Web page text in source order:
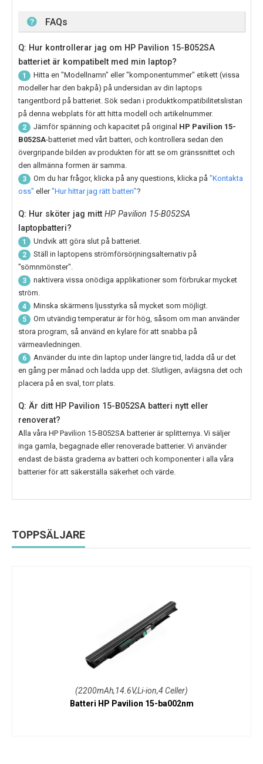
FAQs
Q: Hur kontrollerar jag om HP Pavilion 15-B052SA
batteriet är kompatibelt med min laptop?
1
Hitta en "Modellnamn" eller "komponentummer" etikett (vissa
modeller har den bakpå) på undersidan av din laptops
tangentbord på batteriet. Sök sedan i produktkompatibilitetslistan
på denna webplats för att hitta modell och artikelnummer.
2 Jämför spänning och kapacitet på original HP Pavilion 15-
B052SA-batteriet med vårt batteri, och kontrollera sedan den
övergripande bilden av produkten för att se om gränssnittet och
den allmänna formen är samma.
3 Om du har frågor, klicka på any questions, klicka på "Kontakta
oss" eller"Hur hittar jag rätt batteri"?
Q: Hur sköter jag mitt HP Pavilion 15-B052SA
laptopbatteri?
1 Undvik att göra slut på batteriet.
2
Ställ in laptopens strömförsörjningsalternativ på
"sömnmönster".
3
naktivera vissa onödiga applikationer som förbrukar mycket
ström.
4 Minska skärmens ljusstyrka så mycket som möjligt.
5
Om utvändig temperatur är för hög, såsom om man använder
stora program, så använd en kylare för att snabba på
värmeavledningen.
6
Använder du inte din laptop under längre tid, ladda då ur det
en gång per månad och ladda upp det. Slutligen, avlägsna det och
placera på en sval, torr plats.
Q: Är ditt HP Pavilion 15-B052SA batteri nytt eller
renoverat?
Alla våra HP Pavilion 15-B052SA batterier är splitternya. Vi säljer
inga gamla, begagnade eller renoverade batterier. Vi använder
endast de bästa graderna av batteri och komponenter i alla våra
batterier för att säkerställa säkerhet och värde.
TOPPSÄLJARE
(2200mAh,14.6V,Li-ion,4 Celler)
Batteri HP Pavilion 15-ba002nm